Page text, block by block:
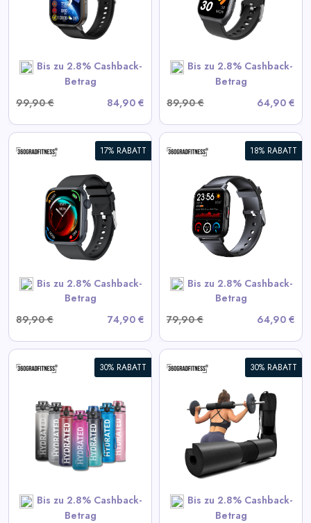
Bis zu 2.8% Cashback-
Betrag
99,90 €
84,90 €
Bis zu 2.8% Cashback-
Betrag
89,90 €
64,90 €
View All 360GradFitness
Deals
SHOP NOW
17% RABATT
Bis zu 2.8% Cashback-
Betrag
89,90 €
74,90 €
18% RABATT
Bis zu 2.8% Cashback-
Betrag
79,90 €
64,90 €
360° FITSmartWatch PRO3
View All 360GradFitness
Deals
SHOP NOW
30% RABATT
Bis zu 2.8% Cashback-
Betrag
30% RABATT
Bis zu 2.8% Cashback-
Betrag
360° Langhantel-Polster
View All 360GradFitness
Deals
SHOP NOW